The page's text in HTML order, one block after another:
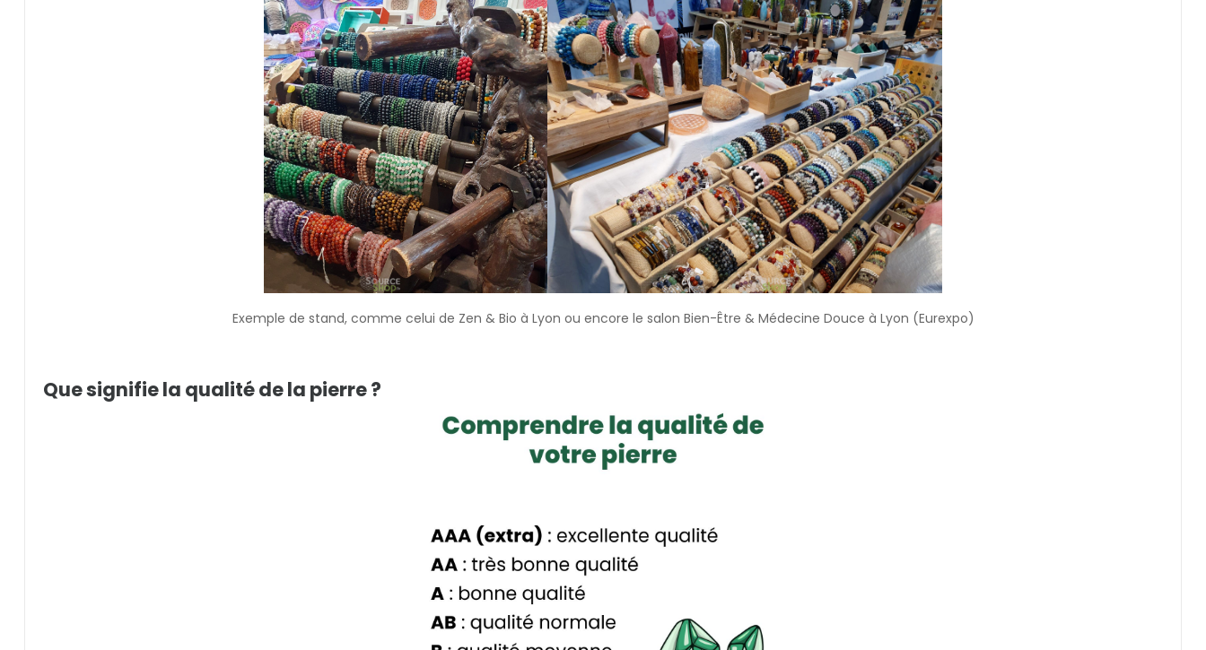
Exemple de stand, comme celui de Zen & Bio à Lyon ou encore le salon Bien-Être & Médecine Douce à Lyon (Eurexpo)
Que signifie la qualité de la pierre ?